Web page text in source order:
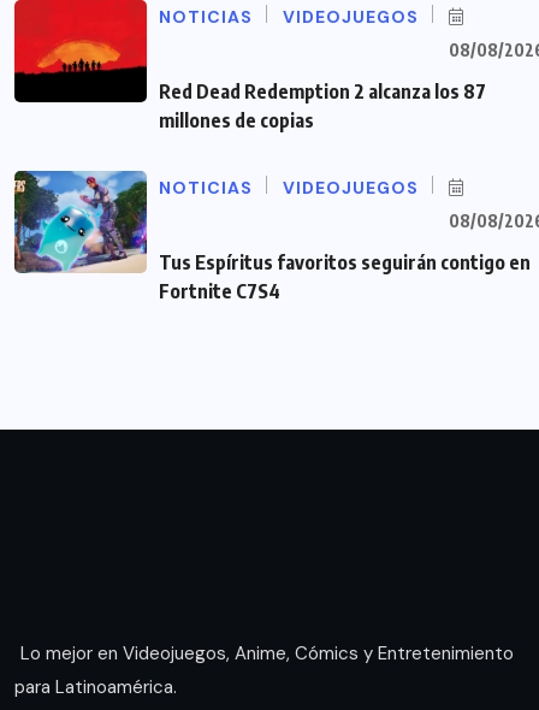
NOTICIAS VIDEOJUEGOS
08/08/
Red Dead Redemption 2 alcanza los 87
millones de copias
NOTICIAS VIDEOJUEGOS
08/08/
Tus Espíritus favoritos seguirán contigo en
Fortnite C7S4
Lo mejor en Videojuegos, Anime, Cómics y Entretenimiento
para Latinoamérica.